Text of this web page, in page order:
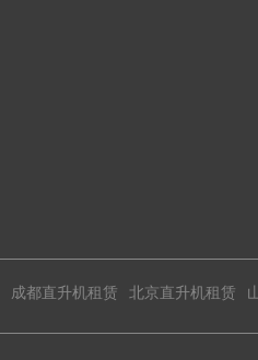
成都直升机租赁 北京直升机租赁